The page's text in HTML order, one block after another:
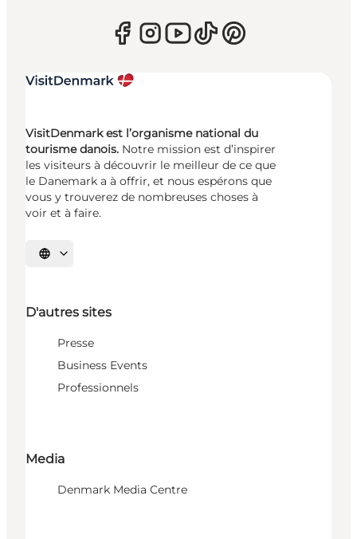
VisitDenmark est l’organisme national du
tourisme danois. Notre mission est d’inspirer
les visiteurs à découvrir le meilleur de ce que
le Danemark a à offrir, et nous espérons que
vous y trouverez de nombreuses choses à
voir et à faire.
Choisissez la langue
D'autres sites
Presse
Business Events
Professionnels
Media
Denmark Media Centre